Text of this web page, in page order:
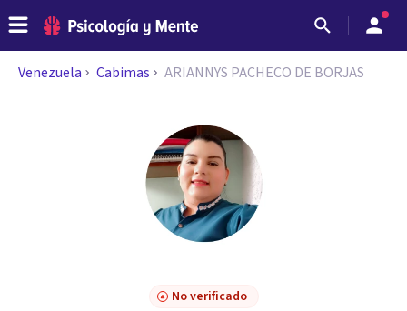
Venezuela Cabimas ARIANNYS PACHECO DE BORJAS
No verificado